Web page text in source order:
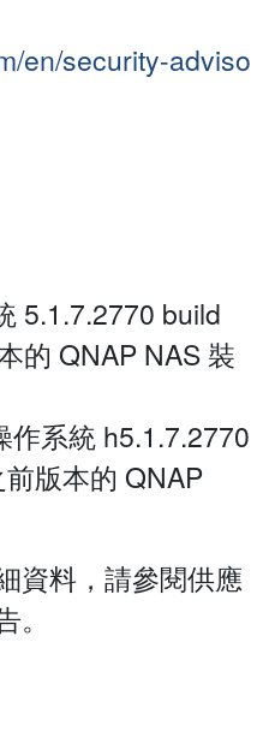
en/security-adviso
5.1.7.2770 build
的 QNAP NAS 裝
作系統 h5.1.7.2770
版本的 QNAP
資料，請參閱供應